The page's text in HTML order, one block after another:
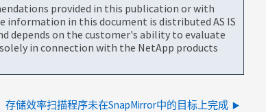
provided in this publication or with
information in this document is distributed AS IS
depends on the customer's ability to evaluate
in connection with the NetApp products
存储效率扫描程序未在SnapMirror中的目标上完成